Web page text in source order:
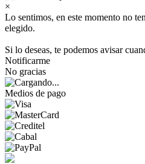
×
Lo sentimos, en este momento no
elegido.
Si lo deseas, te podemos avisar
Notificarme
No gracias
Medios de pago